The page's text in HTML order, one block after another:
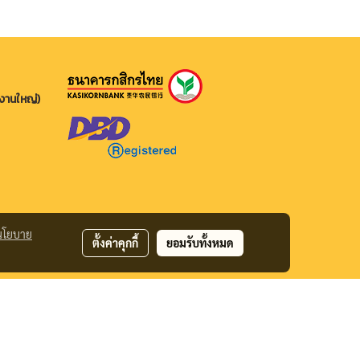
านใหญ่)
ยบาย
ตั้งค่าคุกกี้ ยอมรับทั้งหมด